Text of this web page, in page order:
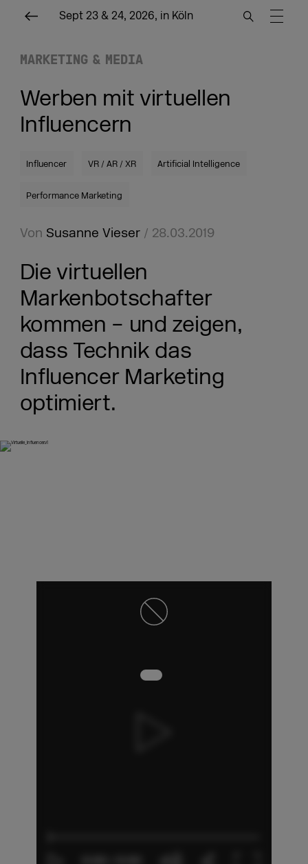
Sept 23 & 24, 2026, in Köln
MARKETING & MEDIA
Werben mit virtuellen
Influencern
Influencer VR / AR / XR Artificial Intelligence
Performance Marketing
Von Susanne Vieser/ 28.03.2019
Die virtuellen
Markenbotschafter
kommen – und zeigen,
dass Technik das
Influencer Marketing
optimiert.